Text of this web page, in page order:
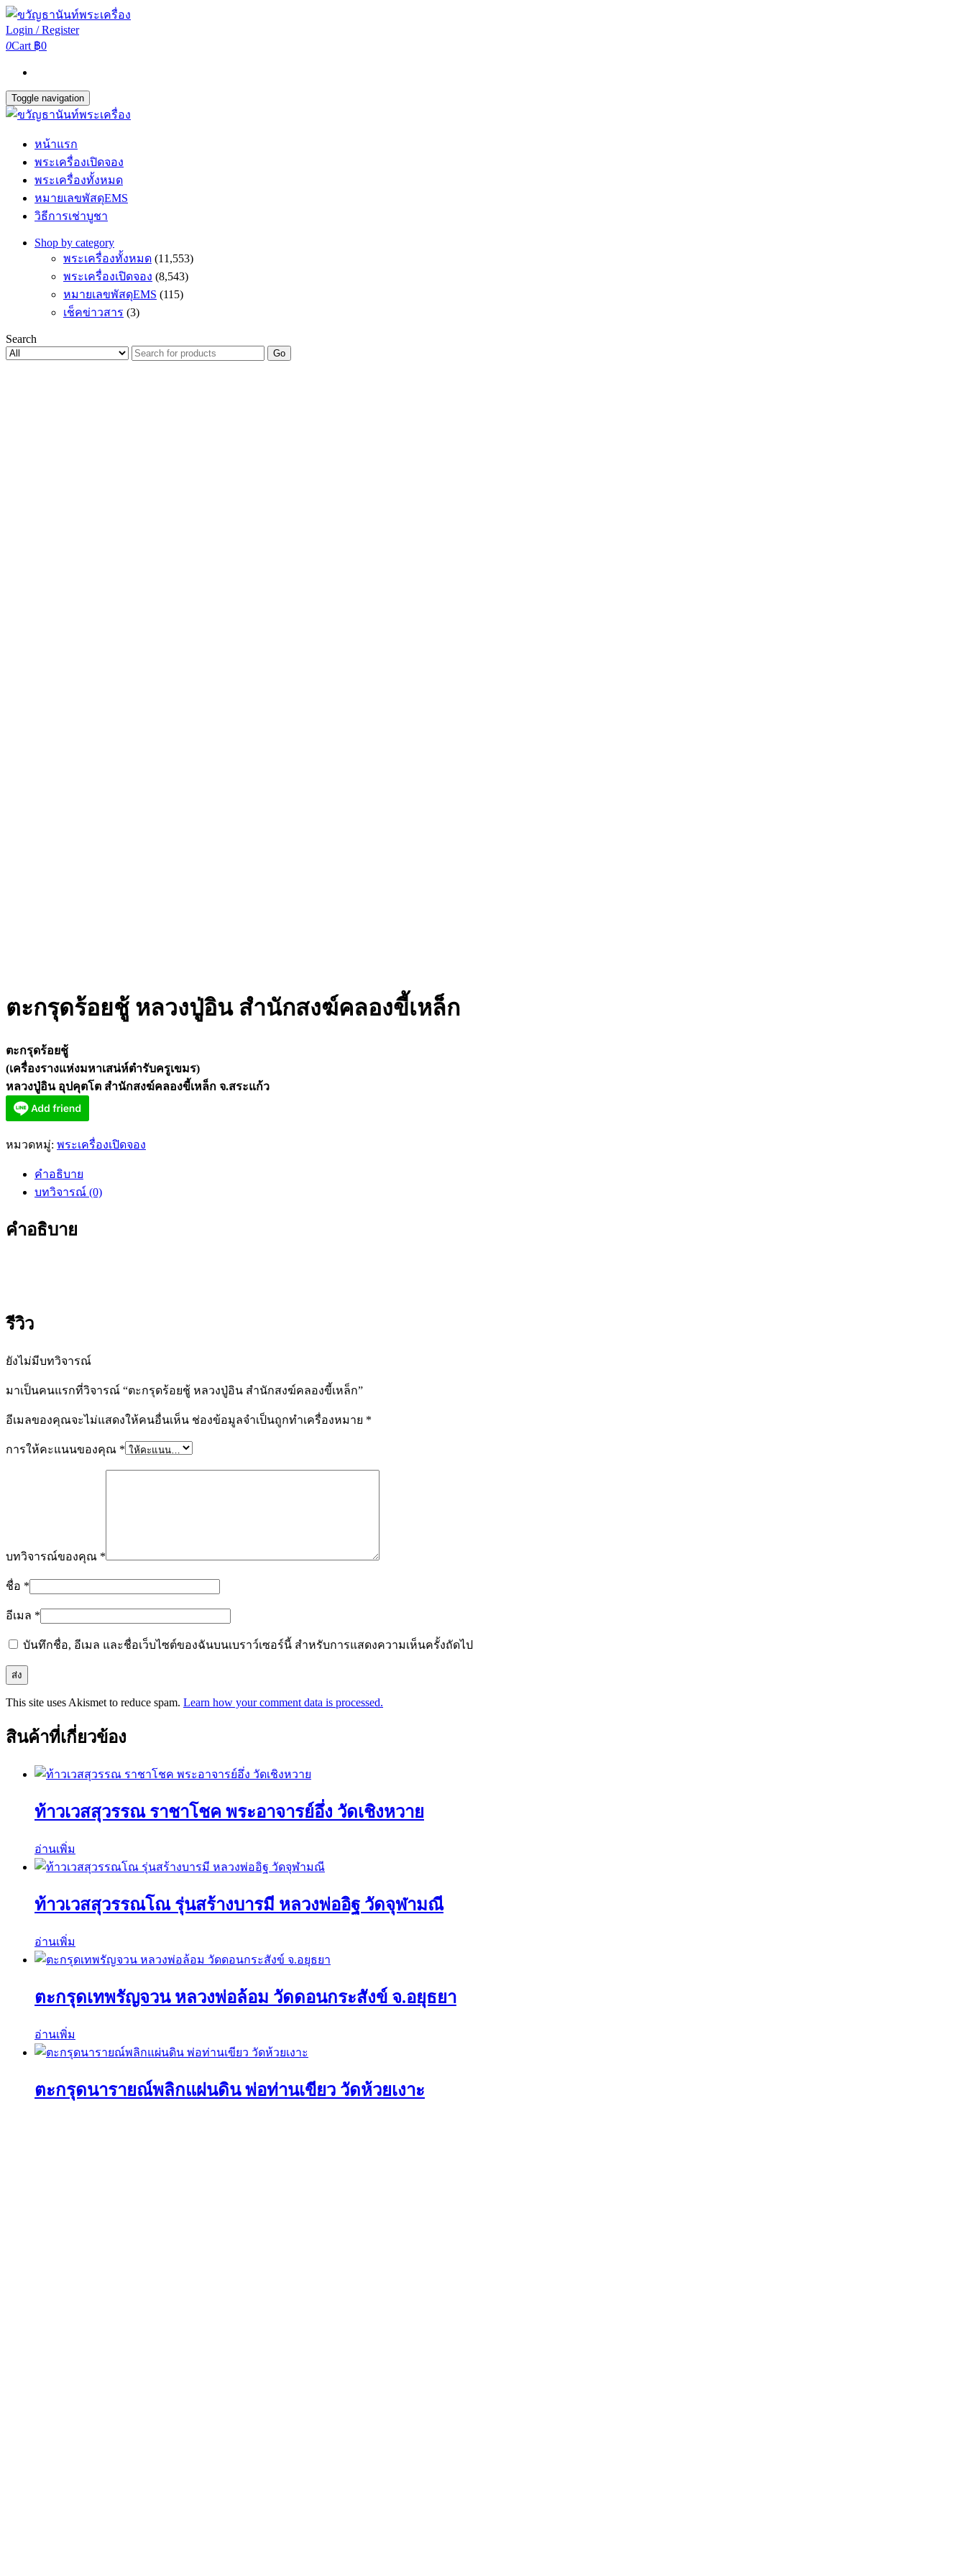
Login / Register
0Cart ฿0
Toggle navigation
หน้าแรก
พระเครื่องเปิดจอง
พระเครื่องทั้งหมด
หมายเลขพัสดุEMS
วิธีการเช่าบูชา
Shop by category
พระเครื่องทั้งหมด (11,553)
พระเครื่องเปิดจอง (8,543)
หมายเลขพัสดุEMS (115)
เช็คข่าวสาร (3)
Search
Go
ตะกรุดร้อยชู้ หลวงปู่อิน สำนักสงฆ์คลองขี้เหล็ก
ตะกรุดร้อยชู้
(เครื่องรางแห่งมหาเสน่ห์ตำรับครูเขมร)
หลวงปู่อิน อุปคุตโต สำนักสงฆ์คลองขี้เหล็ก จ.สระแก้ว
หมวดหมู่: พระเครื่องเปิดจอง
คำอธิบาย
บทวิจารณ์ (0)
คำอธิบาย
รีวิว
ยังไม่มีบทวิจารณ์
มาเป็นคนแรกที่วิจารณ์ “ตะกรุดร้อยชู้ หลวงปู่อิน สำนักสงฆ์คลองขี้เหล็ก”
อีเมลของคุณจะไม่แสดงให้คนอื่นเห็น ช่องข้อมูลจำเป็นถูกทำเครื่องหมาย *
การให้คะแนนของคุณ *
บทวิจารณ์ของคุณ *
ชื่อ *
อีเมล *
บันทึกชื่อ, อีเมล และชื่อเว็บไซต์ของฉันบนเบราว์เซอร์นี้ สำหรับการแสดงความเห็นครั้งถัดไป
This site uses Akismet to reduce spam. Learn how your comment data is processed.
สินค้าที่เกี่ยวข้อง
ท้าวเวสสุวรรณ ราชาโชค พระอาจารย์อึ่ง วัดเชิงหวาย
อ่านเพิ่ม
ท้าวเวสสุวรรณโณ รุ่นสร้างบารมี หลวงพ่ออิฐ วัดจุฬามณี
อ่านเพิ่ม
ตะกรุดเทพรัญจวน หลวงพ่อล้อม วัดดอนกระสังข์ จ.อยุธยา
อ่านเพิ่ม
ตะกรุดนารายณ์พลิกแผ่นดิน พ่อท่านเขียว วัดห้วยเงาะ